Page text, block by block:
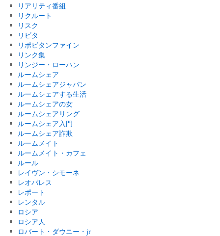
リアリティ番組
リクルート
リスク
リビタ
リポビタンファイン
リンク集
リンジー・ローハン
ルームシェア
ルームシェアジャパン
ルームシェアする生活
ルームシェアの女
ルームシェアリング
ルームシェア入門
ルームシェア詐欺
ルームメイト
ルームメイト・カフェ
ルール
レイヴン・シモーネ
レオパレス
レポート
レンタル
ロシア
ロシア人
ロバート・ダウニー・jr